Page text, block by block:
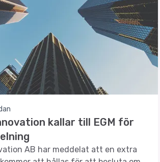
kallar till EGM för
AB har meddelat att en extra